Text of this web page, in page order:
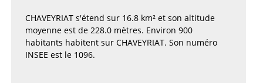
CHAVEYRIAT s'étend sur 16.8 km² et son altitude
moyenne est de 228.0 mètres. Environ 900
habitants habitent sur CHAVEYRIAT. Son numéro
INSEE est le 1096.